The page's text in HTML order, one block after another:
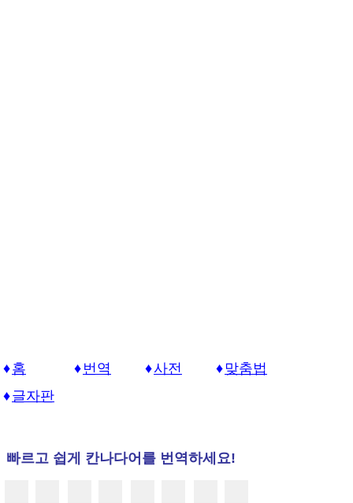
홈 번역 사전
맞춤법
글자판
빠르고 쉽게 칸나다어를 번역하세요!